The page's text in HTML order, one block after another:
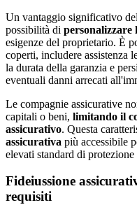
Un vantaggio significativo
possibilità di personalizzare
esigenze del proprietario. È
coperti, includere assistenza
la durata della garanzia e
eventuali danni arrecati
Le compagnie assicurative
capitali o beni, limitando il
assicurativo. Questa
assicurativa più accessibile
elevati standard di
Fideiussione
requisiti